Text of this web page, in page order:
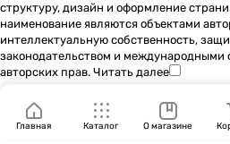
структуру, дизайн и оформление
наименование являются объектами
интеллектуальную собственность,
законодательством и международными
авторских прав. Читать далее
Главная Каталог О магазине